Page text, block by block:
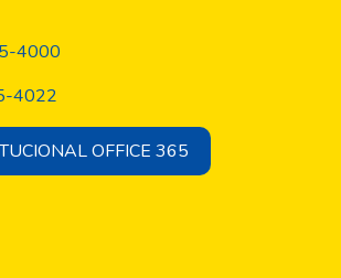
4000
4022
OFFICE 365